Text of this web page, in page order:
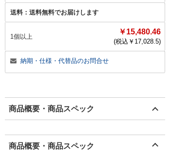
送料： 送料無料でお届けします
1個以上
￥15,480.46
(税込￥ 17,028.5)
納期・仕様・代替品のお問合せ
商品概要・商品スペック
商品概要・商品スペック